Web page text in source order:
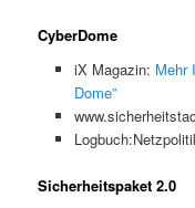
CyberDome
iX Magazin: Mehr
Dome”
Sicherheitspaket 2.0